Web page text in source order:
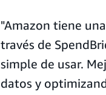
"Amazon tiene
través de
simple de usar.
datos y